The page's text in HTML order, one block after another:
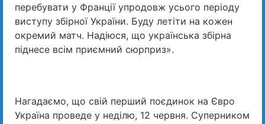
перебувати у Франції упродовж усього періоду
виступу збірної України. Буду летіти на кожен
окремий матч. Надіюся, що українська збірна
піднесе всім приємний сюрприз».
Нагадаємо, що свій перший поєдинок на Євро
Україна проведе у неділю, 12 червня. Суперником